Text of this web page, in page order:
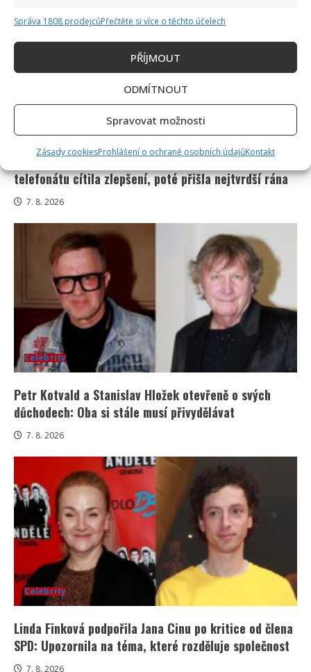
Správa 1808 prodejcůPřečtěte si více o těchto účelech
PŘÍJMOUT
ODMÍTNOUT
Spravovat možnosti
Zásady cookiesProhlášení o ochraně osobních údajůKontakt
Poslední chvíle Ivety Bartošové: Maminka z
telefonátu cítila zlepšení, poté přišla nejtvrdší rána
7. 8. 2026
Celebrity
Petr Kotvald a Stanislav Hložek otevřeně o svých
důchodech: Oba si stále musí přivydělávat
7. 8. 2026
Celebrity
Linda Finková podpořila Jana Cinu po kritice od člena
SPD: Upozornila na téma, které rozděluje společnost
7. 8. 2026